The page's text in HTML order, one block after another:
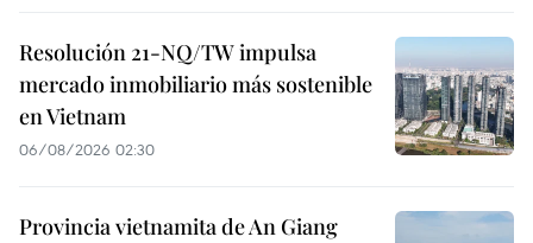
Resolución 21-NQ/TW impulsa
mercado inmobiliario más sostenible
en Vietnam
06/08/2026 02:30
Provincia vietnamita de An Giang